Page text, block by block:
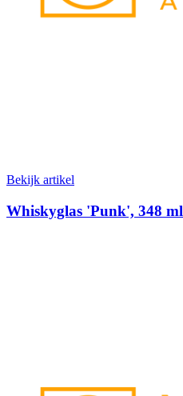
Bekijk artikel
Whiskyglas 'Punk', 348